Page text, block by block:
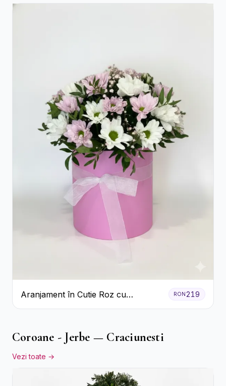
Aranjament în Cutie Roz cu
Crizanteme Albe și Lila
RON 219
Coroane - Jerbe — Craciunesti
Vezi toate →